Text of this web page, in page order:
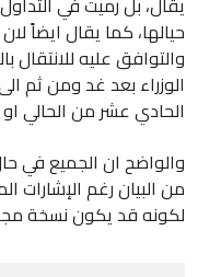
RSS FEED
LINK
EMBED
حيالها، كما يقال ايضاً
والتوافق عليه للانتقال
الوزراء بعد غد ومن ثم
الحادي عشر من الحالي او
والواضح ان الجميع في
من البيان رغم الإشارات
لكونه قد يكون نسخة